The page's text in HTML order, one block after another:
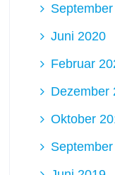
Juni 2020
Februar
Dezember
Oktober